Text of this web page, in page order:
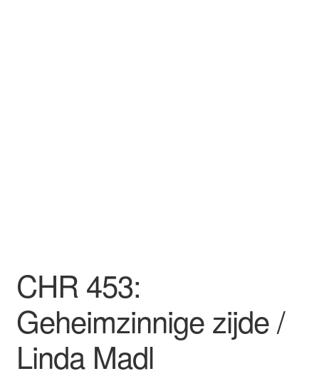
CHR 453:
Geheimzinnige zijde /
Linda Madl